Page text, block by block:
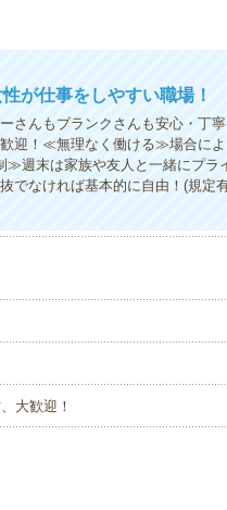
が仕事をしやすい職場！
さんもブランクさんも安心・丁
迎！≪無理なく働ける≫場合に
≫週末は家族や友人と一緒にプ
でなければ基本的に自由！(規
大歓迎！